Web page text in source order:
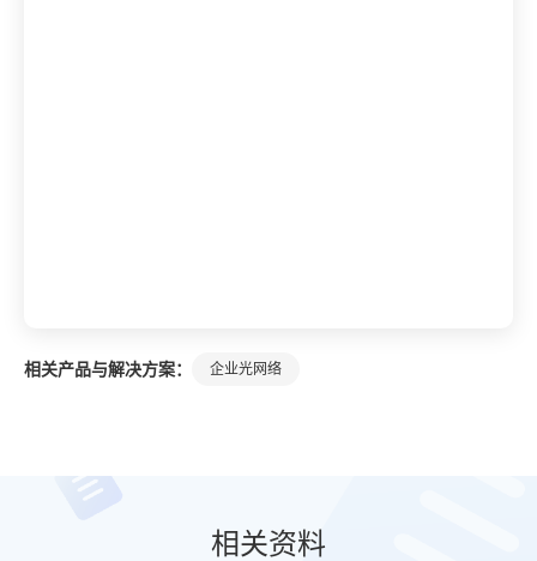
相关产品与解决方案： 企业光网络
相关资料